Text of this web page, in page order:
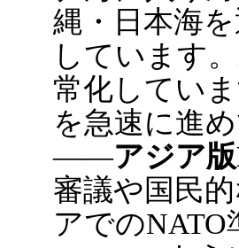
縄・日本海
しています
常化してい
を急速に進
――アジア
審議や国民
アでの